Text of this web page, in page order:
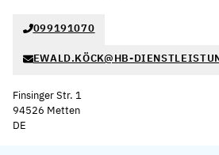
099191070
EWALD.KÖCK@HB-
Finsinger Str. 1
94526 Metten
DE